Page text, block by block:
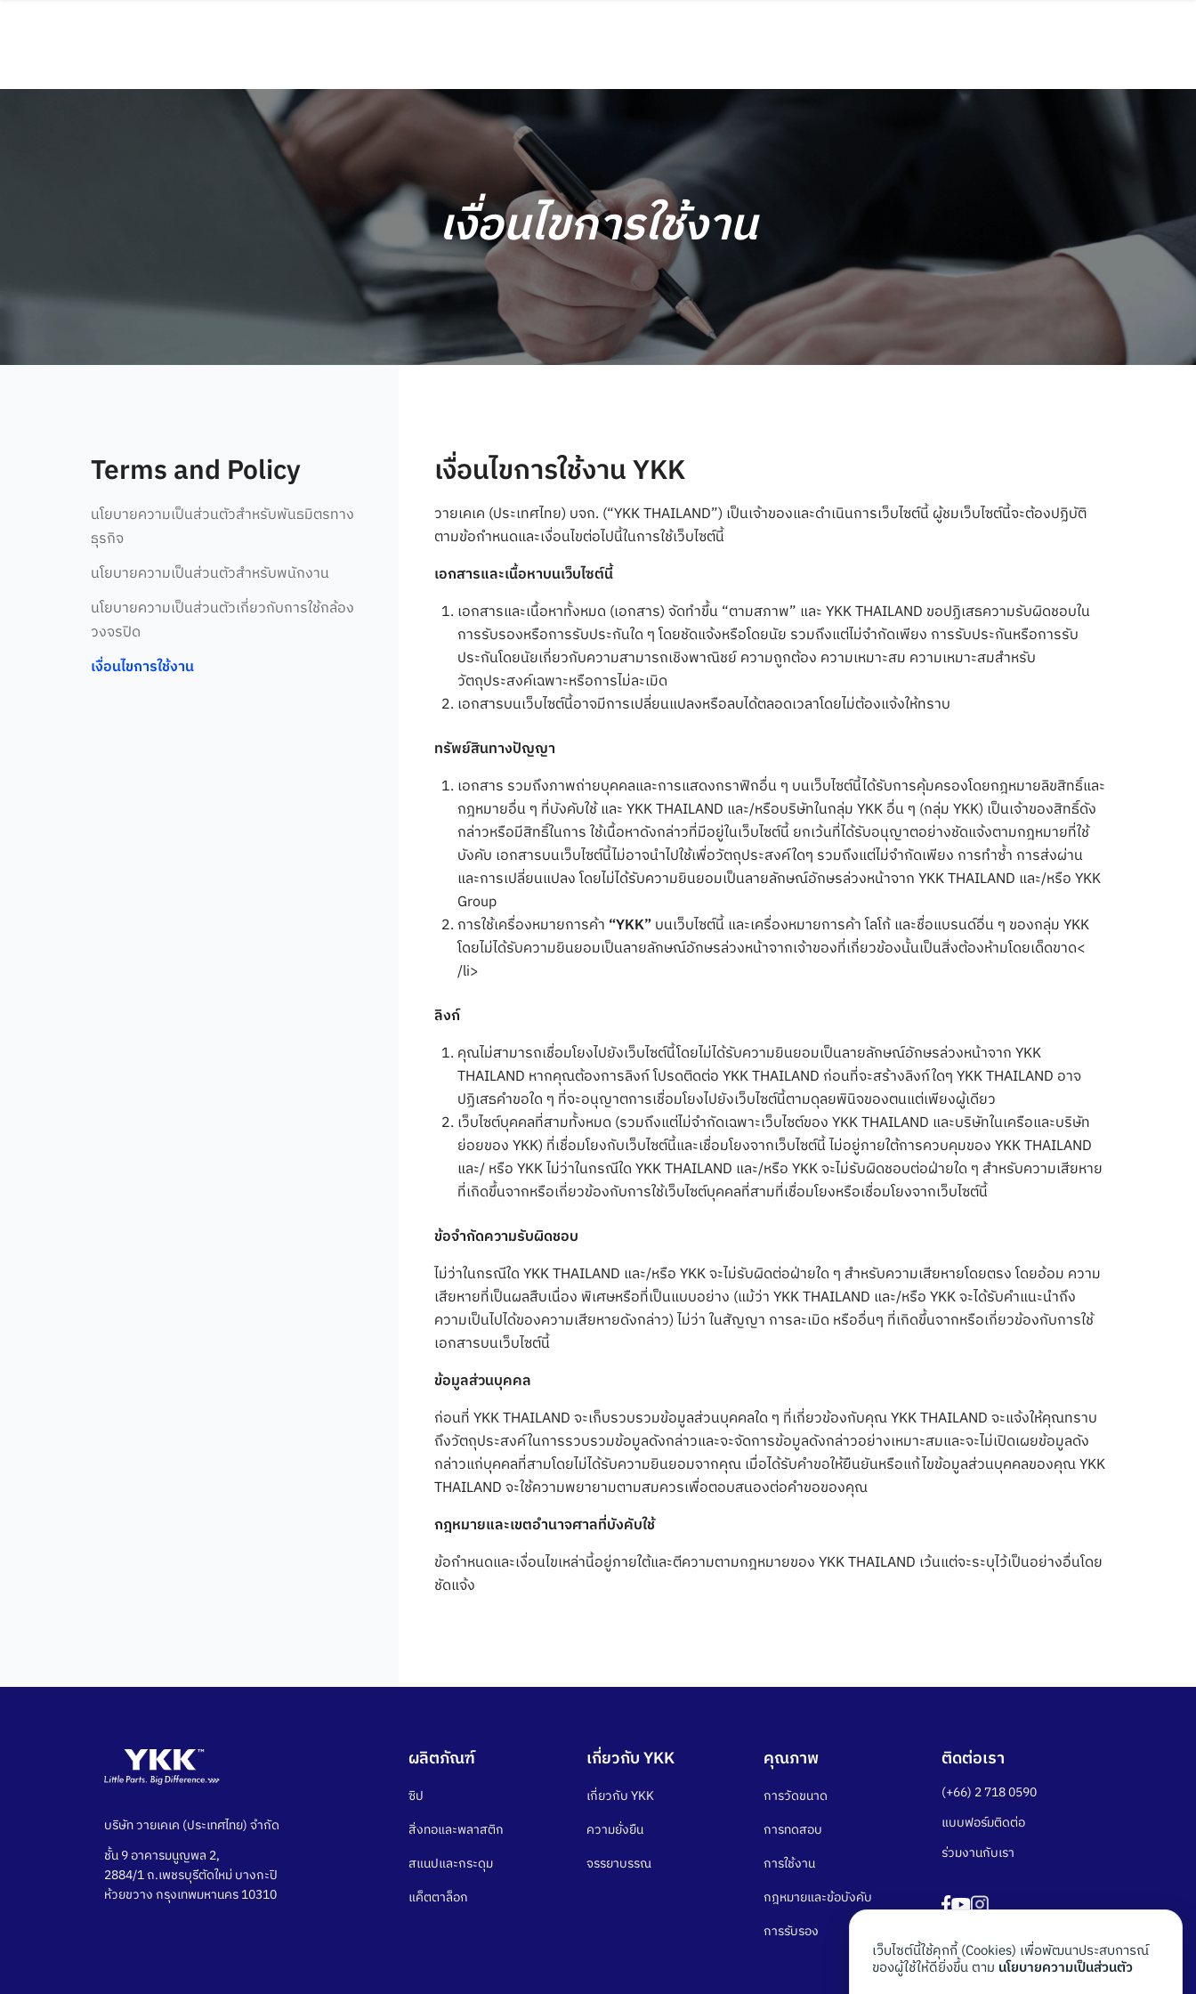
เงื่อนไขการใช้งาน
Terms and Policy
นโยบายความเป็นส่วนตัวสำหรับพันธมิตรทาง
ธุรกิจ
นโยบายความเป็นส่วนตัวสำหรับพนักงาน
นโยบายความเป็นส่วนตัวเกี่ยวกับการใช้กล้อง
วงจรปิด
เงื่อนไขการใช้งาน
เงื่อนไขการใช้งาน YKK
วายเคเค (ประเทศไทย) บจก. (“YKK THAILAND”) เป็นเจ้าของและดำเนินการเว็บไซต์นี้ ผู้ชมเว็บไซต์นี้จะต้องปฏิบัติ
ตามข้อกำหนดและเงื่อนไขต่อไปนี้ในการใช้เว็บไซต์นี้
เอกสารและเนื้อหาบนเว็บไซต์นี้
เอกสารและเนื้อหาทั้งหมด (เอกสาร) จัดทำขึ้น “ตามสภาพ” และ YKK THAILAND ขอปฏิเสธความรับผิดชอบใน
การรับรองหรือการรับประกันใด ๆ โดยชัดแจ้งหรือโดยนัย รวมถึงแต่ไม่จำกัดเพียง การรับประกันหรือการรับ
ประกันโดยนัยเกี่ยวกับความสามารถเชิงพาณิชย์ ความถูกต้อง ความเหมาะสม ความเหมาะสมสำหรับ
วัตถุประสงค์เฉพาะหรือการไม่ละเมิด
เอกสารบนเว็บไซต์นี้อาจมีการเปลี่ยนแปลงหรือลบได้ตลอดเวลาโดยไม่ต้องแจ้งให้ทราบ
ทรัพย์สินทางปัญญา
เอกสาร รวมถึงภาพถ่ายบุคคลและการแสดงกราฟิกอื่น ๆ บนเว็บไซต์นี้ได้รับการคุ้มครองโดยกฎหมายลิขสิทธิ์และ
กฎหมายอื่น ๆ ที่บังคับใช้ และ YKK THAILAND และ/หรือบริษัทในกลุ่ม YKK อื่น ๆ (กลุ่ม YKK) เป็นเจ้าของสิทธิ์ดัง
กล่าวหรือมีสิทธิ์ในการ ใช้เนื้อหาดังกล่าวที่มีอยู่ในเว็บไซต์นี้ ยกเว้นที่ได้รับอนุญาตอย่างชัดแจ้งตามกฎหมายที่ใช้
บังคับ เอกสารบนเว็บไซต์นี้ไม่อาจนำไปใช้เพื่อวัตถุประสงค์ใดๆ รวมถึงแต่ไม่จำกัดเพียง การทำซ้ำ การส่งผ่าน
และการเปลี่ยนแปลง โดยไม่ได้รับความยินยอมเป็นลายลักษณ์อักษรล่วงหน้าจาก YKK THAILAND และ/หรือ YKK
Group
การใช้เครื่องหมายการค้า “YKK”บนเว็บไซต์นี้ และเครื่องหมายการค้า โลโก้ และชื่อแบรนด์อื่น ๆ ของกลุ่ม YKK
โดยไม่ได้รับความยินยอมเป็นลายลักษณ์อักษรล่วงหน้าจากเจ้าของที่เกี่ยวข้องนั้นเป็นสิ่งต้องห้ามโดยเด็ดขาด<
/li>
ลิงก์
คุณไม่สามารถเชื่อมโยงไปยังเว็บไซต์นี้โดยไม่ได้รับความยินยอมเป็นลายลักษณ์อักษรล่วงหน้าจาก YKK
THAILAND หากคุณต้องการลิงก์ โปรดติดต่อ YKK THAILAND ก่อนที่จะสร้างลิงก์ใดๆ YKK THAILAND อาจ
ปฏิเสธคำขอใด ๆ ที่จะอนุญาตการเชื่อมโยงไปยังเว็บไซต์นี้ตามดุลยพินิจของตนแต่เพียงผู้เดียว
เว็บไซต์บุคคลที่สามทั้งหมด (รวมถึงแต่ไม่จำกัดเฉพาะเว็บไซต์ของ YKK THAILAND และบริษัทในเครือและบริษัท
ย่อยของ YKK) ที่เชื่อมโยงกับเว็บไซต์นี้และเชื่อมโยงจากเว็บไซต์นี้ ไม่อยู่ภายใต้การควบคุมของ YKK THAILAND
และ/ หรือ YKK ไม่ว่าในกรณีใด YKK THAILAND และ/หรือ YKK จะไม่รับผิดชอบต่อฝ่ายใด ๆ สำหรับความเสียหาย
ที่เกิดขึ้นจากหรือเกี่ยวข้องกับการใช้เว็บไซต์บุคคลที่สามที่เชื่อมโยงหรือเชื่อมโยงจากเว็บไซต์นี้
ข้อจำกัดความรับผิดชอบ
ไม่ว่าในกรณีใด YKK THAILAND และ/หรือ YKK จะไม่รับผิดต่อฝ่ายใด ๆ สำหรับความเสียหายโดยตรง โดยอ้อม ความ
เสียหายที่เป็นผลสืบเนื่อง พิเศษหรือที่เป็นแบบอย่าง (แม้ว่า YKK THAILAND และ/หรือ YKK จะได้รับคำแนะนำถึง
ความเป็นไปได้ของความเสียหายดังกล่าว) ไม่ว่า ในสัญญา การละเมิด หรืออื่นๆ ที่เกิดขึ้นจากหรือเกี่ยวข้องกับการใช้
เอกสารบนเว็บไซต์นี้
ข้อมูลส่วนบุคคล
ก่อนที่ YKK THAILAND จะเก็บรวบรวมข้อมูลส่วนบุคคลใด ๆ ที่เกี่ยวข้องกับคุณ YKK THAILAND จะแจ้งให้คุณทราบ
ถึงวัตถุประสงค์ในการรวบรวมข้อมูลดังกล่าวและจะจัดการข้อมูลดังกล่าวอย่างเหมาะสมและจะไม่เปิดเผยข้อมูลดัง
กล่าวแก่บุคคลที่สามโดยไม่ได้รับความยินยอมจากคุณ เมื่อได้รับคำขอให้ยืนยันหรือแก้ไขข้อมูลส่วนบุคคลของคุณ YKK
THAILAND จะใช้ความพยายามตามสมควรเพื่อตอบสนองต่อคำขอของคุณ
กฎหมายและเขตอำนาจศาลที่บังคับใช้
ข้อกำหนดและเงื่อนไขเหล่านี้อยู่ภายใต้และตีความตามกฎหมายของ YKK THAILAND เว้นแต่จะระบุไว้เป็นอย่างอื่นโดย
ชัดแจ้ง
บริษัท วายเคเค (ประเทศไทย) จำกัด
ชั้น 9 อาคารมนูญพล 2,
2884/1 ถ.เพชรบุรีตัดใหม่ บางกะปิ
ห้วยขวาง กรุงเทพมหานคร 10310
ผลิตภัณฑ์
ซิป
สิ่งทอและพลาสติก
สแนปและกระดุม
แค็ตตาล็อก
เกี่ยวกับ YKK
เกี่ยวกับ YKK
ความยั่งยืน
จรรยาบรรณ
คุณภาพ
การวัดขนาด
การทดสอบ
การใช้งาน
กฎหมายและข้อบังคับ
การรับรอง
ติดต่อเรา
(+66) 2 718 0590
แบบฟอร์มติดต่อ
ร่วมงานกับเรา
เว็บไซต์นี้ใช้คุกกี้ (Cookies) เพื่อพัฒนาประสบการณ์
ของผู้ใช้ให้ดียิ่งขึ้น ตาม นโยบายความเป็นส่วนตัว